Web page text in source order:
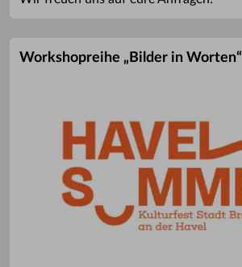
Workshopreihe „Bilder in Worten“